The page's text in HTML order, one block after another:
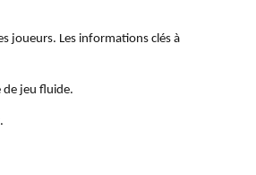
joueurs. Les informations clés à
de jeu fluide.